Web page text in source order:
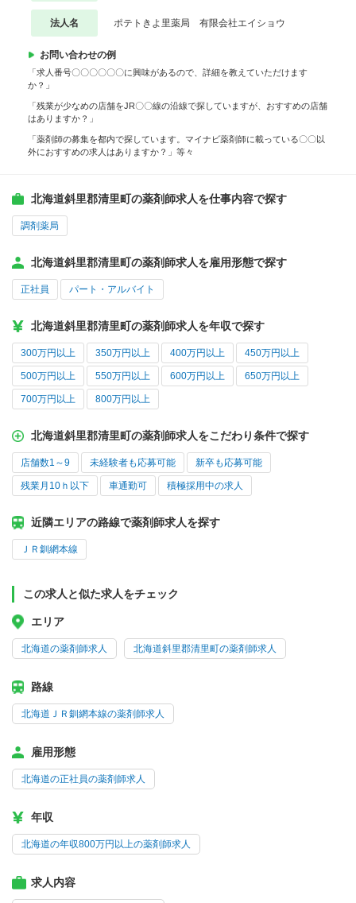
法人名 ポテトきよ里薬局 有限会社エイショウ
お問い合わせの例
「求人番号〇〇〇〇〇〇に興味があるので、詳細を教えていただけます
か？」
「残業が少なめの店舗をJR〇〇線の沿線で探していますが、おすすめの店舗
はありますか？」
「薬剤師の募集を都内で探しています。マイナビ薬剤師に載っている〇〇以
外におすすめの求人はありますか？」等々
北海道斜里郡清里町の薬剤師求人を仕事内容で探す
調剤薬局
北海道斜里郡清里町の薬剤師求人を雇用形態で探す
正社員 パート・アルバイト
北海道斜里郡清里町の薬剤師求人を年収で探す
300万円以上 350万円以上 400万円以上 450万円以上
500万円以上 550万円以上 600万円以上 650万円以上
700万円以上 800万円以上
北海道斜里郡清里町の薬剤師求人をこだわり条件で探す
店舗数1～9 未経験者も応募可能 新卒も応募可能
残業月10ｈ以下 車通勤可 積極採用中の求人
近隣エリアの路線で薬剤師求人を探す
ＪＲ釧網本線
この求人と似た求人をチェック
エリア
北海道の薬剤師求人 北海道斜里郡清里町の薬剤師求人
路線
北海道ＪＲ釧網本線の薬剤師求人
雇用形態
北海道の正社員の薬剤師求人
年収
北海道の年収800万円以上の薬剤師求人
求人内容